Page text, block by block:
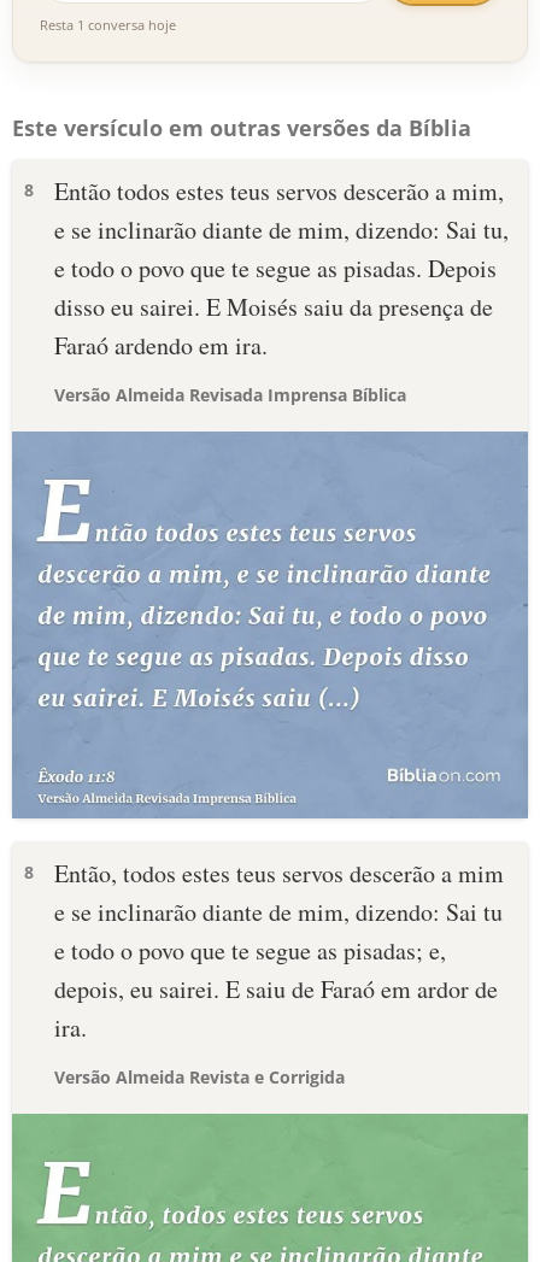
Resta 1 conversa hoje
Este versículo em outras versões da Bíblia
8
Então todos estes teus servos descerão a mim,
e se inclinarão diante de mim, dizendo: Sai tu,
e todo o povo que te segue as pisadas. Depois
disso eu sairei. E Moisés saiu da presença de
Faraó ardendo em ira.
Versão Almeida Revisada Imprensa Bíblica
8
Então, todos estes teus servos descerão a mim
e se inclinarão diante de mim, dizendo: Sai tu
e todo o povo que te segue as pisadas; e,
depois, eu sairei. E saiu de Faraó em ardor de
ira.
Versão Almeida Revista e Corrigida